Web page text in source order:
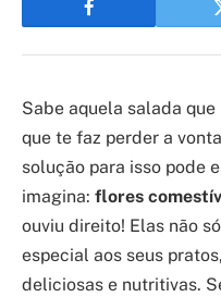
Sabe aquela salada
que te faz perder a
solução para isso pode
imagina: flores
ouviu direito! Elas não
especial aos seus
deliciosas e nutritivas.